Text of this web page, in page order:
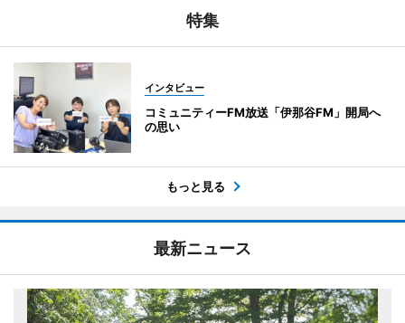
特集
インタビュー
コミュニティーFM放送「伊那谷FM」開局へ
の思い
もっと見る
最新ニュース